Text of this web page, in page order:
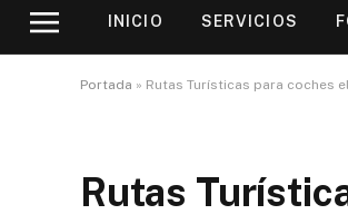
INICIO SERVICIOS
Portada » Rutas Turísticas para coches
Rutas